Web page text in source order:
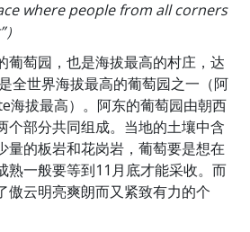
where people from all corners
葡萄园，也是海拔最高的村庄，达
全世界海拔最高的葡萄园之一（阿
海拔最高）。阿东的葡萄园由朝西
个部分共同组成。当地的土壤中含
量的板岩和花岗岩，葡萄要是想在
熟一般要等到11月底才能采收。而
傲云明亮爽朗而又紧致有力的个